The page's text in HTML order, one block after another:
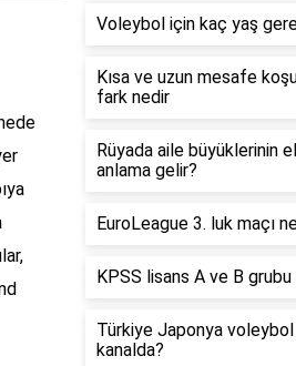
Voleybol için kaç yaş
Kısa ve uzun mesafe
fark nedir
Rüyada aile büyüklerinin
anlama gelir?
EuroLeague 3. luk maçı
KPSS lisans A ve B grubu
Türkiye Japonya voleybol
kanalda?